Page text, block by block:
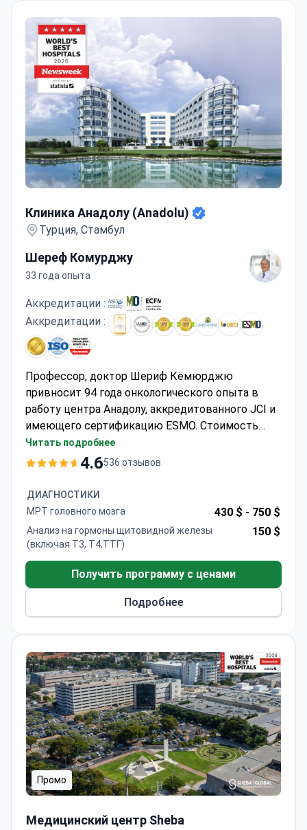
Клиника Анадолу (Anadolu)
Турция, Стамбул
Шереф Комурджу
33 года опыта
Аккредитации :
Аккредитации :
Профессор, доктор Шериф Кёмюрджю
привносит 94 года онкологического опыта в
работу центра Анадолу, аккредитованного JCI и
имеющего сертификацию ESMO. Стоимость
томотерапии обычно составляет около 11 000
долларов США и, как правило, включает
необходимости. Клиника работает в
партнерстве с Johns Hopkins и предлагает
спиральное облучение на 360 градусов.
Профессор Кёмюрджю специализируется на
солидных опухолях и координирует
последующее наблюдение на международном
уровне.
Читать подробнее
4.6536 отзывов
ДИАГНОСТИКИ
МРТ головного мозга
430 $ - 750 $
Анализ на гормоны щитовидной железы
(включая Т3, Т4,ТТГ)
150 $
Получить программу с ценами
Подробнее
Промо
Медицинский центр Sheba